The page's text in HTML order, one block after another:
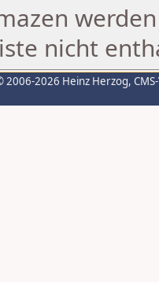
nicht
2006-2026 Heinz Herzog,